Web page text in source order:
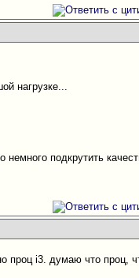
нагрузке...
подкрутить
проц i3. думаю что проц,